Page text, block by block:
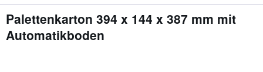
Palettenkarton 394 x 144 x 387 mm mit
Automatikboden